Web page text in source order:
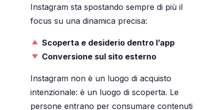
Instagram sta spostando sempre di più il
focus su una dinamica precisa:
Scoperta e desiderio dentro l’app
Conversione sul sito esterno
Instagram non è un luogo di acquisto
intenzionale: è un luogo di scoperta. Le
persone entrano per consumare contenuti